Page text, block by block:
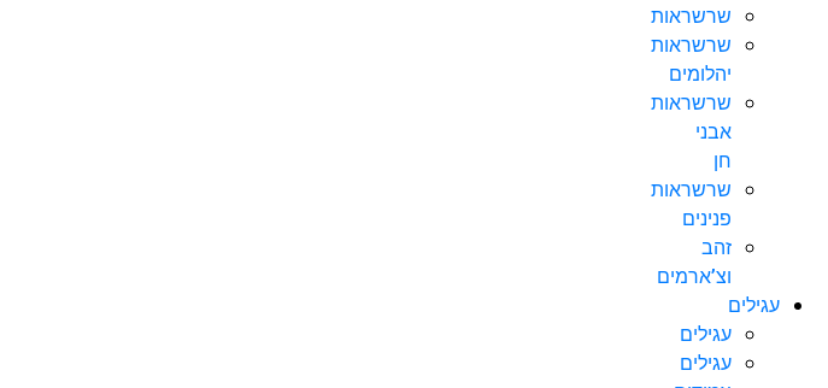
שרשראות
שרשראות
יהלומים
שרשראות
אבני
חן
שרשראות
פנינים
זהב
וצ’ארמים
עגילים
עגילים
עגילים